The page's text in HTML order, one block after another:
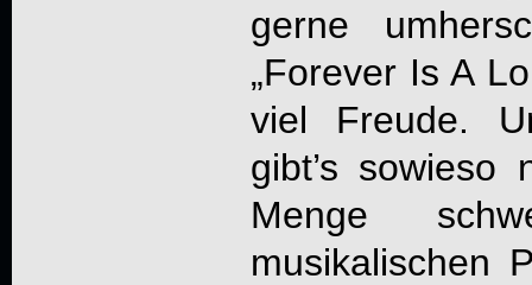
gerne
„Forever Is A
viel Freude.
gibt’s sowieso
Menge
musikalischen